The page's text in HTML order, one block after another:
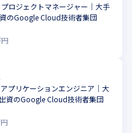
プロジェクトマネージャー｜大手
のGoogle Cloud技術者集団
プリケーションエンジニア｜大
資のGoogle Cloud技術者集団